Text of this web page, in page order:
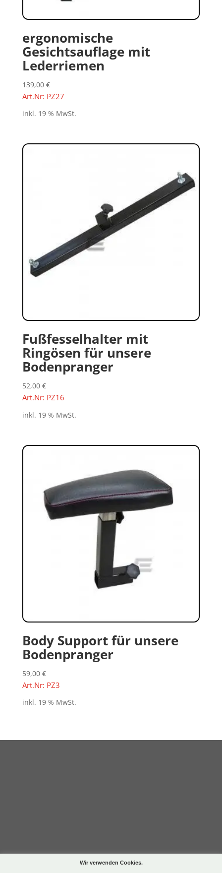
ergonomische
Gesichtsauflage mit
Lederriemen
139,00 €
Art.Nr: PZ27
inkl. 19 % MwSt.
Fußfesselhalter mit
Ringösen für unsere
Bodenpranger
52,00 €
Art.Nr: PZ16
inkl. 19 % MwSt.
Body Support für unsere
Bodenpranger
59,00 €
Art.Nr: PZ3
inkl. 19 % MwSt.
Wir verwenden Cookies.